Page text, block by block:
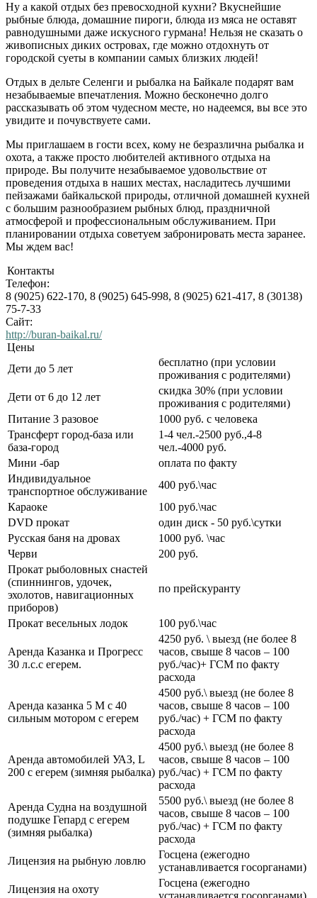
Ну а какой отдых без превосходной кухни? Вкуснейшие
рыбные блюда, домашние пироги, блюда из мяса не оставят
равнодушными даже искусного гурмана! Нельзя не сказать о
живописных диких островах, где можно отдохнуть от
городской суеты в компании самых близких людей!
Отдых в дельте Селенги и рыбалка на Байкале подарят вам
незабываемые впечатления. Можно бесконечно долго
рассказывать об этом чудесном месте, но надеемся, вы все это
увидите и почувствуете сами.
Мы приглашаем в гости всех, кому не безразлична рыбалка и
охота, а также просто любителей активного отдыха на
природе. Вы получите незабываемое удовольствие от
проведения отдыха в наших местах, насладитесь лучшими
пейзажами байкальской природы, отличной домашней кухней
с большим разнообразием рыбных блюд, праздничной
атмосферой и профессиональным обслуживанием. При
планировании отдыха советуем забронировать места заранее.
Мы ждем вас!
Контакты
Телефон:
8 (9025) 622-170, 8 (9025) 645-998, 8 (9025) 621-417, 8 (30138)
75-7-33
Сайт:
http://buran-baikal.ru/
Цены
Дети до 5 лет
бесплатно (при условии
проживания с родителями)
Дети от 6 до 12 лет
скидка 30% (при условии
проживания с родителями)
Питание 3 разовое
1000 руб. с человека
Трансферт город-база или
база-город
1-4 чел.-2500 руб.,4-8
чел.-4000 руб.
Мини -бар
оплата по факту
Индивидуальное
транспортное обслуживание
400 руб.\час
Караоке
100 руб.\час
DVD прокат
один диск - 50 руб.\сутки
Русская баня на дровах
1000 руб. \час
Черви
200 руб.
Прокат рыболовных снастей
(спиннингов, удочек,
эхолотов, навигационных
приборов)
по прейскуранту
Прокат весельных лодок 100 руб.\час
Аренда Казанка и Прогресс
30 л.с.с егерем.
4250 руб. \ выезд (не более 8
часов, свыше 8 часов – 100
руб./час)+ ГСМ по факту
расхода
Аренда казанка 5 М с 40
сильным мотором с егерем
4500 руб.\ выезд (не более 8
часов, свыше 8 часов – 100
руб./час) + ГСМ по факту
расхода
Аренда автомобилей УАЗ, L
200 с егерем (зимняя рыбалка)
4500 руб.\ выезд (не более 8
часов, свыше 8 часов – 100
руб./час) + ГСМ по факту
расхода
Аренда Судна на воздушной
подушке Гепард с егерем
(зимняя рыбалка)
5500 руб.\ выезд (не более 8
часов, свыше 8 часов – 100
руб./час) + ГСМ по факту
расхода
Лицензия на рыбную ловлю
Госцена (ежегодно
устанавливается госорганами)
Лицензия на охоту
Госцена (ежегодно
устанавливается госорганами)